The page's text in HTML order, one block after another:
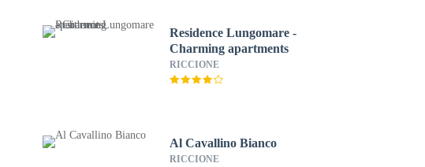
Residence Lungomare -
Charming apartments
RICCIONE
Al Cavallino Bianco
RICCIONE